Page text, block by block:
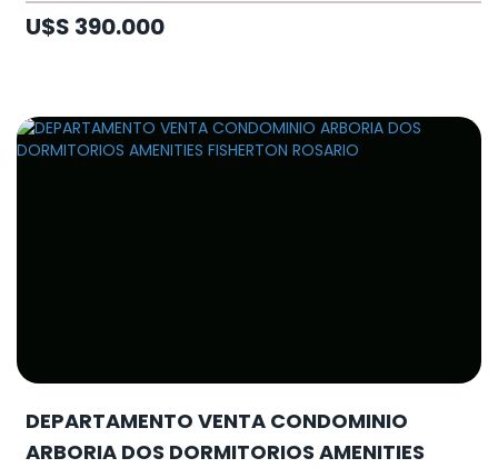
U$S 390.000
DEPARTAMENTO VENTA CONDOMINIO
ARBORIA DOS DORMITORIOS AMENITIES